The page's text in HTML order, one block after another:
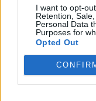
I want to opt-
Retention,
Personal Data
Purposes for
Opted Out
ελληνική
λειτουργία
Η στήριξη
ρητή